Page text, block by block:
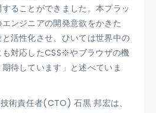
ることができました。本プラッ
ンジニアの開発意欲をかきた
活性化させ、ひいては世界中の
対応したCSS※やブラウザの機
待しています」と述べていま
術責任者(CTO) 石黒 邦宏は、